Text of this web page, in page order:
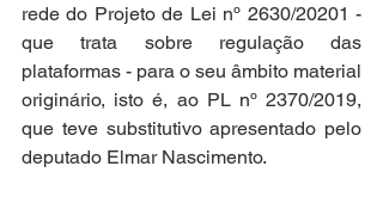
rede do Projeto de Lei nº 2630/20201 -
que trata sobre regulação das
plataformas - para o seu âmbito material
originário, isto é, ao PL nº 2370/2019,
que teve substitutivo apresentado pelo
deputado Elmar Nascimento.